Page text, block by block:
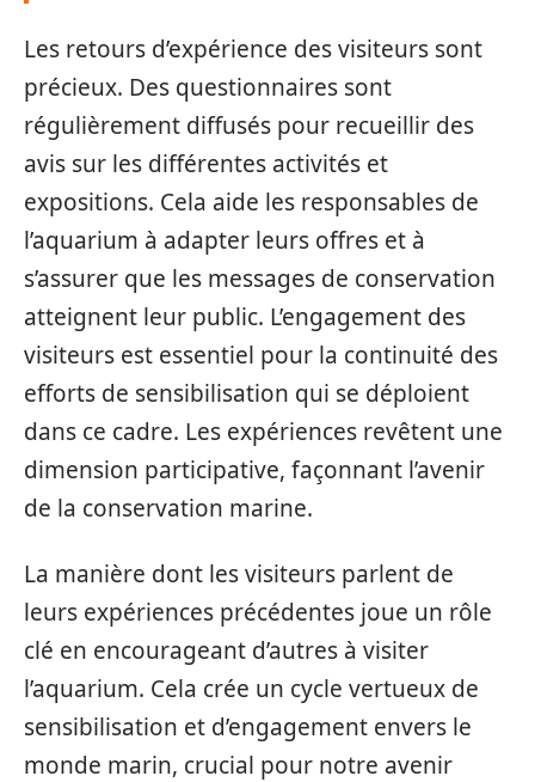
Les retours d’expérience des visiteurs sont
précieux. Des questionnaires sont
régulièrement diffusés pour recueillir des
avis sur les différentes activités et
expositions. Cela aide les responsables de
l’aquarium à adapter leurs offres et à
s’assurer que les messages de conservation
atteignent leur public. L’engagement des
visiteurs est essentiel pour la continuité des
efforts de sensibilisation qui se déploient
dans ce cadre. Les expériences revêtent une
dimension participative, façonnant l’avenir
de la conservation marine.
La manière dont les visiteurs parlent de
leurs expériences précédentes joue un rôle
clé en encourageant d’autres à visiter
l’aquarium. Cela crée un cycle vertueux de
sensibilisation et d’engagement envers le
monde marin, crucial pour notre avenir